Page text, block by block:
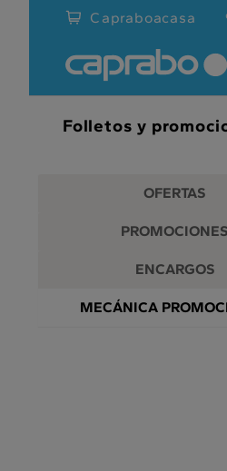
Promociones
descuentos
supermercados
Capraboacasa
Folletos y
OFERTAS
PROMOCIONES
ENCARGOS
MECÁNICA